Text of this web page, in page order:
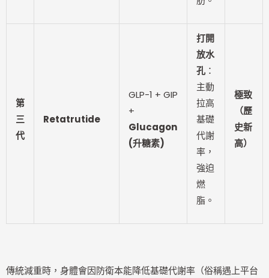
第
三
代
Retatrutide
GLP-1 + GIP
+
Glucagon
(升糖素)
打開
放水
孔：
主動
拉高
基礎
代謝
率，
強迫
燃
脂。
極致
（歷
史新
高）
傳統減重時，身體會因防衛本能降低基礎代謝率（俗稱遇上平台